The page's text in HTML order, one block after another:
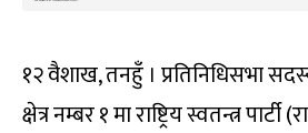
१२ वैशाख, तनहुँ । प्रतिनिधिसभा
क्षेत्र नम्बर १ मा राष्ट्रिय स्वतन्त्र